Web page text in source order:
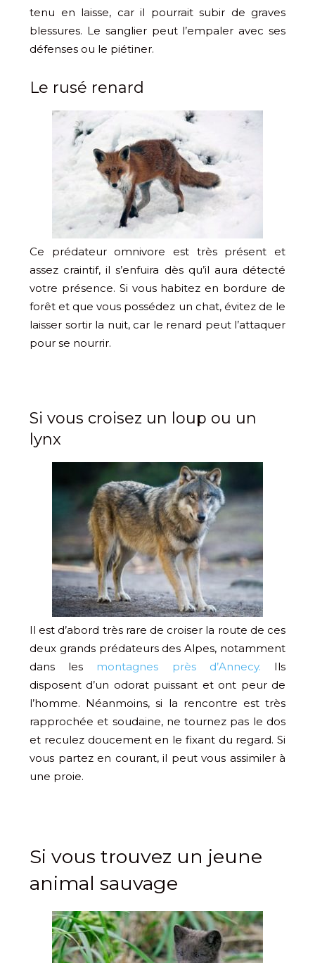
tenu en laisse, car il pourrait subir de graves
blessures. Le sanglier peut l’empaler avec ses
défenses ou le piétiner.
Le rusé renard
Ce prédateur omnivore est très présent et
assez craintif, il s’enfuira dès qu’il aura détecté
votre présence. Si vous habitez en bordure de
forêt et que vous possédez un chat, évitez de le
laisser sortir la nuit, car le renard peut l’attaquer
pour se nourrir.
Si vous croisez un loup ou un
lynx
Il est d’abord très rare de croiser la route de ces
deux grands prédateurs des Alpes, notamment
dans les montagnes près d’Annecy. Ils
disposent d’un odorat puissant et ont peur de
l’homme. Néanmoins, si la rencontre est très
rapprochée et soudaine, ne tournez pas le dos
et reculez doucement en le fixant du regard. Si
vous partez en courant, il peut vous assimiler à
une proie.
Si vous trouvez un jeune
animal sauvage